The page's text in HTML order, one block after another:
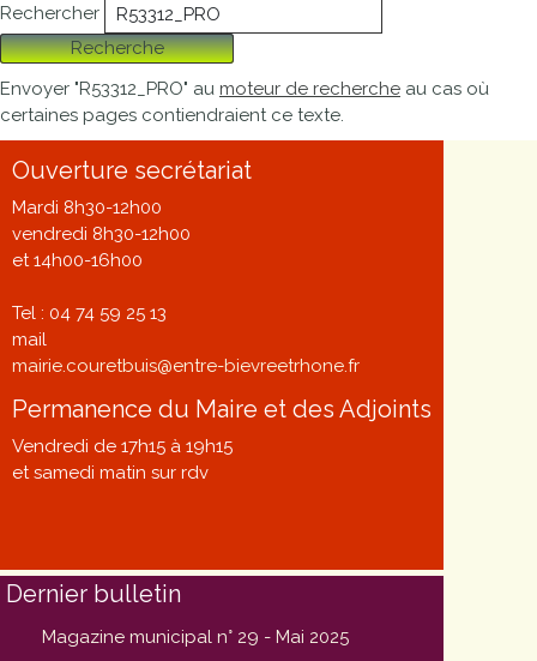
Rechercher
Recherche
Envoyer "R53312_PRO" au moteur de recherche au cas où
certaines pages contiendraient ce texte.
Ouverture secrétariat
Mardi 8h30-12h00
vendredi 8h30-12h00
et 14h00-16h00
Tel : 04 74 59 25 13
mail
mairie.couretbuis@entre-bievreetrhone.fr
Permanence du Maire et des Adjoints
Vendredi de 17h15 à 19h15
et samedi matin sur rdv
Dernier bulletin
Magazine municipal n° 29 - Mai 2025